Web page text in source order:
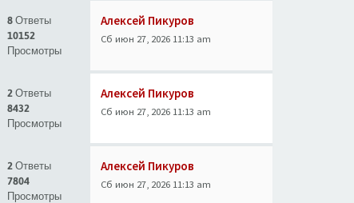
8 Ответы
10152
Просмотры
Алексей Пикуров
Сб июн 27, 2026 11:13 am
2 Ответы
8432
Просмотры
Алексей Пикуров
Сб июн 27, 2026 11:13 am
2 Ответы
7804
Просмотры
Алексей Пикуров
Сб июн 27, 2026 11:13 am